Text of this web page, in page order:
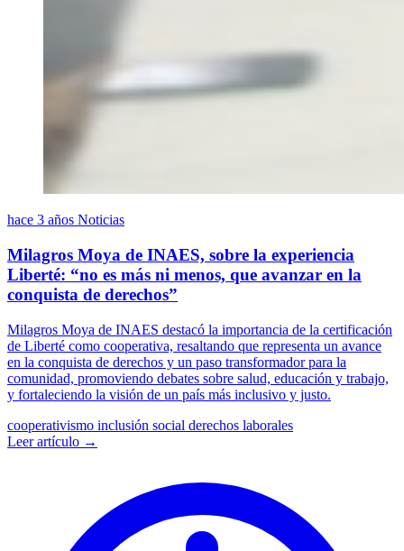
hace 3 años Noticias
Milagros Moya de INAES, sobre la experiencia
Liberté: “no es más ni menos, que avanzar en la
conquista de derechos”
Milagros Moya de INAES destacó la importancia de la certificación
de Liberté como cooperativa, resaltando que representa un avance
en la conquista de derechos y un paso transformador para la
comunidad, promoviendo debates sobre salud, educación y trabajo,
y fortaleciendo la visión de un país más inclusivo y justo.
cooperativismo inclusión social derechos laborales
Leer artículo →